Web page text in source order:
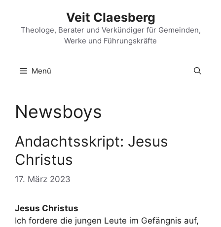
springen
Veit Claesberg
Theologe, Berater und Verkündiger für Gemeinden,
Werke und Führungskräfte
Menü
Newsboys
Andachtsskript: Jesus
Christus
17. März 2023
Jesus Christus
Ich fordere die jungen Leute im Gefängnis auf,